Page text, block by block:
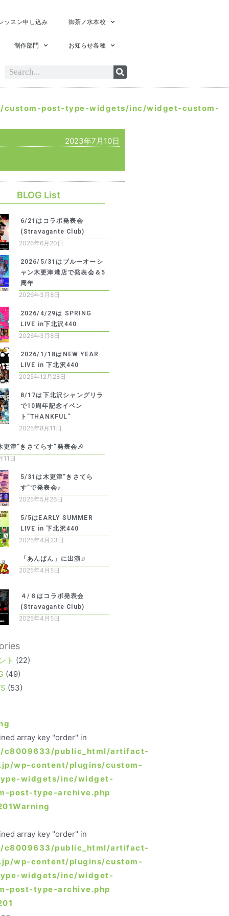
ッスン申し込み 御茶ノ水本校
制作部門 お知らせ各種
post-type-widgets/inc/widget-custom-
2023年7月10日
BLOG List
6/21はコラボ発表会
(Stravagante Club)
2026年6月20日
2026/5/31はブルーオーシ
ャン木更津港店で発表会＆5
周年
2026年3月8日
2026/4/29は SPRING
LIVE in下北沢440
2026年3月8日
2026/1/18はNEW YEAR
LIVE in 下北沢440
2025年12月28日
8/17は下北沢シャングリラ
で10周年記念イベン
ト”THANKFUL”
2025年8月11日
津”きさてらす”発表会🎶
11日
5/31は木更津”きさてら
す”で発表会♪
2025年5月26日
5/5はEARLY SUMMER
LIVE in 下北沢440
2025年4月23日
「あんぱん」に出演♫
2025年4月5日
４/６はコラボ発表会
(Stravagante Club)
2025年4月5日
ト (22)
(49)
(53)
array key "order" in
c8009633/public_html/artifact-
wp-content/plugins/custom-
widgets/inc/widget-
post-type-archive.php
Warning
array key "order" in
c8009633/public_html/artifact-
wp-content/plugins/custom-
widgets/inc/widget-
post-type-archive.php